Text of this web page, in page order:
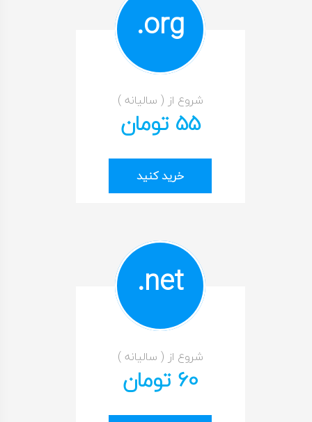
شروع از ( سالیانه )
55 تومان
خرید کنید
org.
شروع از ( سالیانه )
60 تومان
net.